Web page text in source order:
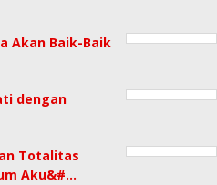
Akan Baik-Baik
dengan
Totalitas
Aku&#…